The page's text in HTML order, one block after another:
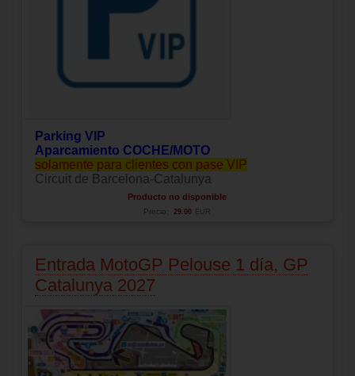
Parking VIP
Aparcamiento COCHE/MOTO
solamente para clientes con pase VIP
Circuit de Barcelona-Catalunya
Producto no disponible
Precio: 29.00 EUR
Entrada MotoGP Pelouse 1 día, GP
Catalunya 2027